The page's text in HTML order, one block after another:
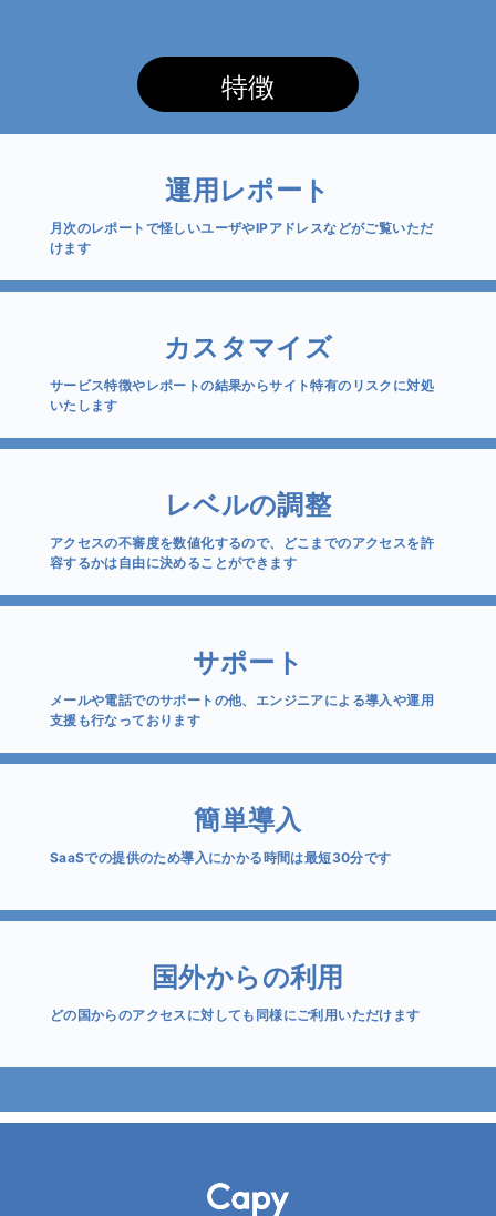
特徴
運用レポート
月次のレポートで怪しいユーザやIPアドレスなどがご覧いただ
けます
カスタマイズ
サービス特徴やレポートの結果からサイト特有のリスクに対処
いたします
レベルの調整
アクセスの不審度を数値化するので、どこまでのアクセスを許
容するかは自由に決めることができます
サポート
メールや電話でのサポートの他、エンジニアによる導入や運用
支援も行なっております
簡単導入
SaaSでの提供のため導入にかかる時間は最短30分です
国外からの利用
どの国からのアクセスに対しても同様にご利用いただけます